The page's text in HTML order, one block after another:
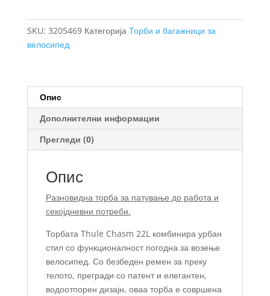
SKU: 3205469 Категорија Торби и багажници за
велосипед
Опис
Дополнителни информации
Прегледи (0)
Опис
Разновидна торба за патување до работа и
секојдневни потреби.
Торбата Thule Chasm 22L комбинира урбан
стил со функционалност погодна за возење
велосипед. Со безбеден ремен за преку
телото, прегради со патент и елегантен,
водоотпорен дизајн, оваа торба е совршена